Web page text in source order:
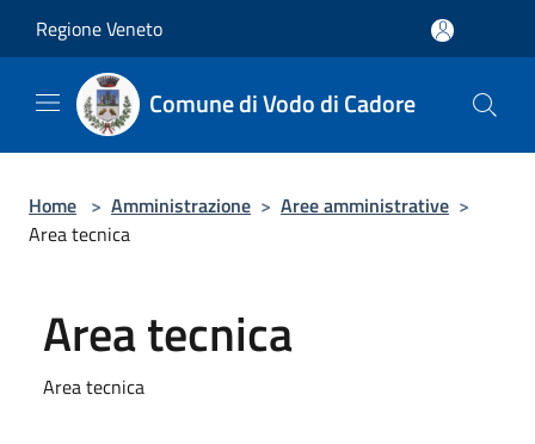
Regione Veneto
Comune di Vodo di Cadore
Home > Amministrazione > Aree amministrative >
Area tecnica
Area tecnica
Area tecnica